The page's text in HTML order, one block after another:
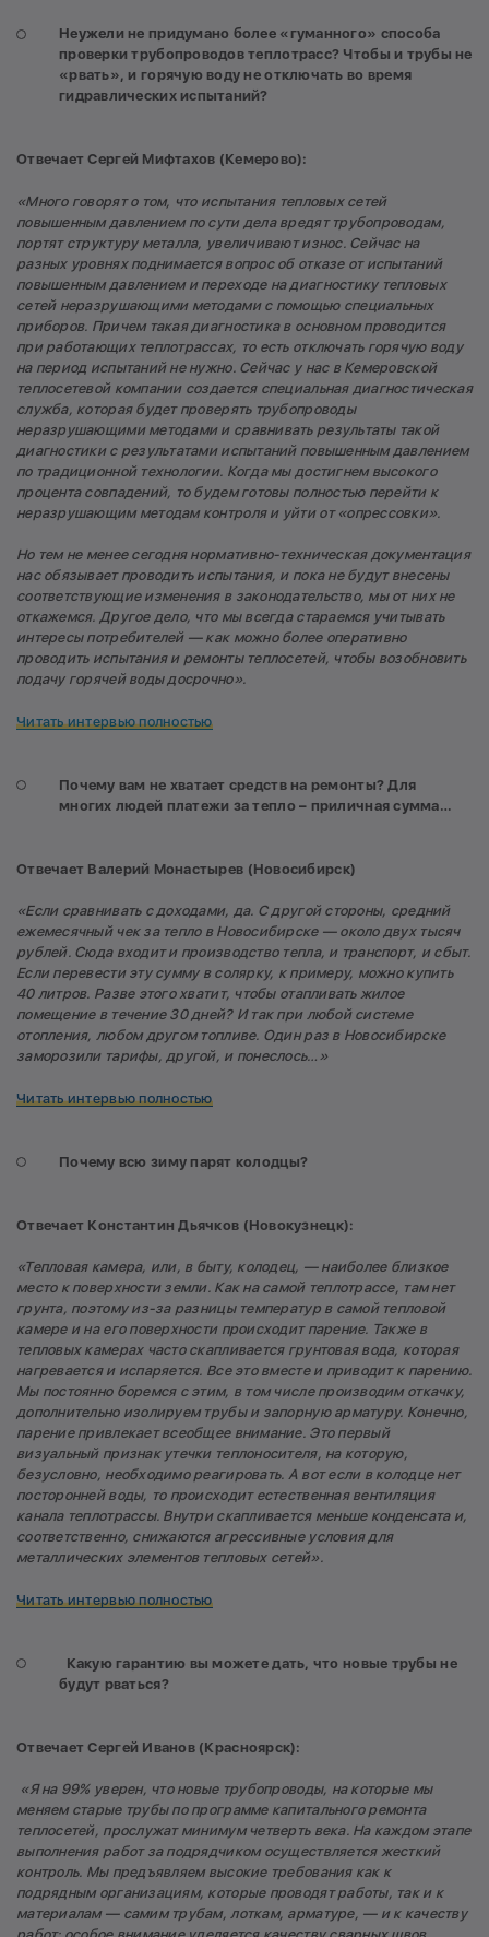
Неужели не придумано более «гуманного» способа
проверки трубопроводов теплотрасс? Чтобы и трубы не
«рвать», и горячую воду не отключать во время
гидравлических испытаний?
Отвечает Сергей Мифтахов (Кемерово):
«Много говорят о том, что испытания тепловых сетей
повышенным давлением по сути дела вредят трубопроводам,
портят структуру металла, увеличивают износ. Сейчас на
разных уровнях поднимается вопрос об отказе от испытаний
повышенным давлением и переходе на диагностику тепловых
сетей неразрушающими методами с помощью специальных
приборов. Причем такая диагностика в основном проводится
при работающих теплотрассах, то есть отключать горячую воду
на период испытаний не нужно. Сейчас у нас в Кемеровской
теплосетевой компании создается специальная диагностическая
служба, которая будет проверять трубопроводы
неразрушающими методами и сравнивать результаты такой
диагностики с результатами испытаний повышенным давлением
по традиционной технологии. Когда мы достигнем высокого
процента совпадений, то будем готовы полностью перейти к
неразрушающим методам контроля и уйти от «опрессовки».
Но тем не менее сегодня нормативно-техническая документация
нас обязывает проводить испытания, и пока не будут внесены
соответствующие изменения в законодательство, мы от них не
откажемся. Другое дело, что мы всегда стараемся учитывать
интересы потребителей — как можно более оперативно
проводить испытания и ремонты теплосетей, чтобы возобновить
подачу горячей воды досрочно».
Читать интервью полностью
Почему вам не хватает средств на ремонты? Для
многих людей платежи за тепло – приличная сумма…
Отвечает Валерий Монастырев (Новосибирск)
«Если сравнивать с доходами, да. С другой стороны, средний
ежемесячный чек за тепло в Новосибирске — около двух тысяч
рублей. Сюда входит и производство тепла, и транспорт, и сбыт.
Если перевести эту сумму в солярку, к примеру, можно купить
40 литров. Разве этого хватит, чтобы отапливать жилое
помещение в течение 30 дней? И так при любой системе
отопления, любом другом топливе. Один раз в Новосибирске
заморозили тарифы, другой, и понеслось…»
Читать интервью полностью
Почему всю зиму парят колодцы?
Отвечает Константин Дьячков (Новокузнецк):
«Тепловая камера, или, в быту, колодец, — наиболее близкое
место к поверхности земли. Как на самой теплотрассе, там нет
грунта, поэтому из-за разницы температур в самой тепловой
камере и на его поверхности происходит парение. Также в
тепловых камерах часто скапливается грунтовая вода, которая
нагревается и испаряется. Все это вместе и приводит к парению.
Мы постоянно боремся с этим, в том числе производим откачку,
дополнительно изолируем трубы и запорную арматуру. Конечно,
парение привлекает всеобщее внимание. Это первый
визуальный признак утечки теплоносителя, на которую,
безусловно, необходимо реагировать. А вот если в колодце нет
посторонней воды, то происходит естественная вентиляция
канала теплотрассы. Внутри скапливается меньше конденсата и,
соответственно, снижаются агрессивные условия для
металлических элементов тепловых сетей».
Читать интервью полностью
Какую гарантию вы можете дать, что новые трубы не
будут рваться?
Отвечает Сергей Иванов (Красноярск):
«Я на 99% уверен, что новые трубопроводы, на которые мы
меняем старые трубы по программе капитального ремонта
теплосетей, прослужат минимум четверть века. На каждом этапе
выполнения работ за подрядчиком осуществляется жесткий
контроль. Мы предъявляем высокие требования как к
подрядным организациям, которые проводят работы, так и к
материалам — самим трубам, лоткам, арматуре, — и к качеству